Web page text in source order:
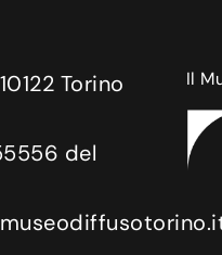
Torino
del
Il